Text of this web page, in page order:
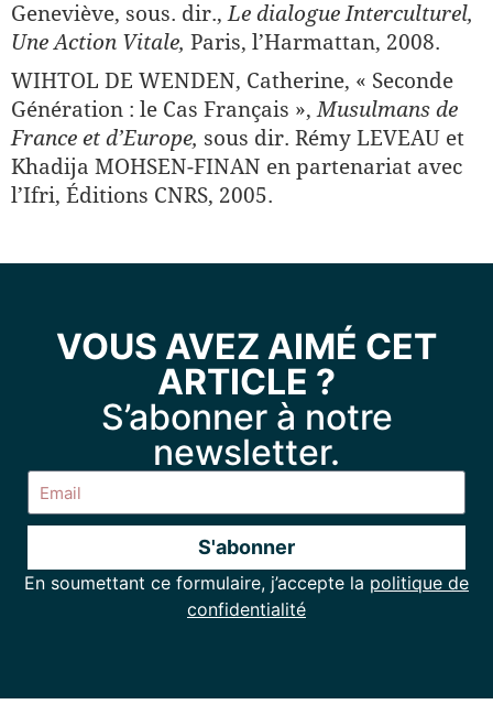
Geneviève, sous. dir., Le dialogue Interculturel,
Une Action Vitale, Paris, l’Harmattan, 2008.
WIHTOL DE WENDEN, Catherine, « Seconde
Génération : le Cas Français », Musulmans de
France et d’Europe, sous dir. Rémy LEVEAU et
Khadija MOHSEN-FINAN en partenariat avec
l’Ifri, Édi­tions CNRS, 2005.
VOUS AVEZ AIMÉ CET
ARTICLE ?
S’abonner à notre
newsletter.
S'abonner
Alternative:
En soumettant ce formulaire, j’accepte la politique de
confidentialité